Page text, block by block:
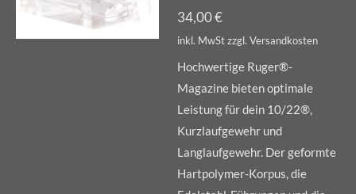
34,00 €
inkl. MwSt zzgl. Versandkosten
Hochwertige Ruger®-
Magazine bieten optimale
Leistung für dein 10/22®,
Kurzlaufgewehr und
Langlaufgewehr. Der geformte
Hartpolymer-Korpus, die